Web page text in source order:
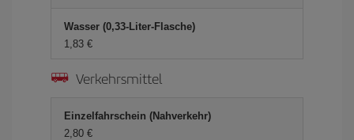
Wasser (0,33-Liter-Flasche)
1,83 €
Verkehrsmittel
Einzelfahrschein (Nahverkehr)
2,80 €